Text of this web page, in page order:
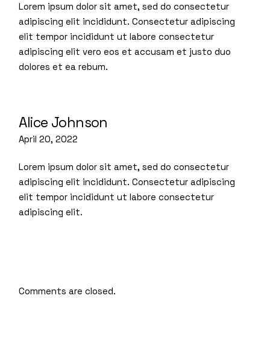
Lorem ipsum dolor sit amet, sed do consectetur
adipiscing elit incididunt. Consectetur adipiscing
elit tempor incididunt ut labore consectetur
adipiscing elit vero eos et accusam et justo duo
dolores et ea rebum.
Alice Johnson
April 20, 2022
Lorem ipsum dolor sit amet, sed do consectetur
adipiscing elit incididunt. Consectetur adipiscing
elit tempor incididunt ut labore consectetur
adipiscing elit.
Comments are closed.